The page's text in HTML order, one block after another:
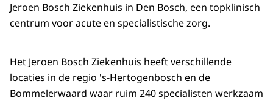
Jeroen Bosch Ziekenhuis in Den Bosch, een topklinisch
centrum voor acute en specialistische zorg.
Het Jeroen Bosch Ziekenhuis heeft verschillende
locaties in de regio 's-Hertogenbosch en de
Bommelerwaard waar ruim 240 specialisten werkzaam